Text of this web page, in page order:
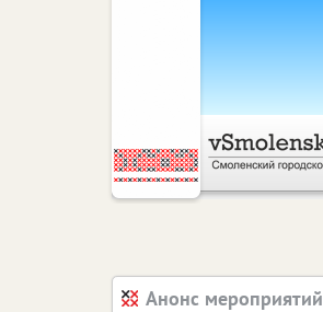
Анонс мероприятий